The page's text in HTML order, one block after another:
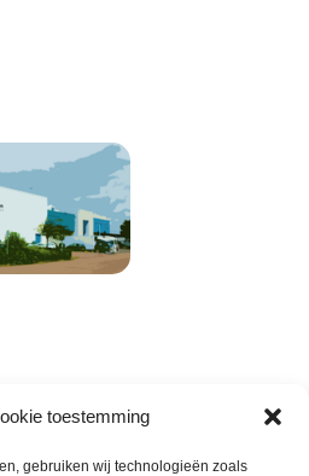
toestemming
gebruiken wij technologieën zoals